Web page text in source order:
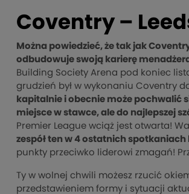
Coventry –
Można powiedzieć, że tak jak
odbudowuje swoją karierę
Building Society Arena pod koniec
grudzień był w wykonaniu Coventry
kapitalnie i obecnie może pochwalić
miejsce w stawce, ale do najlepszej
Premier League wciąż jest otwarta!
zespół ten w 4 ostatnich
punkty przeciwko liderowi zmagań!
Ty w wolnej chwili możesz rzucić
przedstawieniem formy i sytuacji